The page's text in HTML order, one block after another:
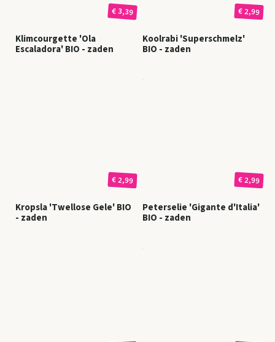
€ 3,39
Klimcourgette 'Ola
Escaladora' BIO - zaden
€ 2,99
Koolrabi 'Superschmelz'
BIO - zaden
€ 2,99
Kropsla 'Twellose Gele' BIO
- zaden
€ 2,99
Peterselie 'Gigante d'Italia'
BIO - zaden